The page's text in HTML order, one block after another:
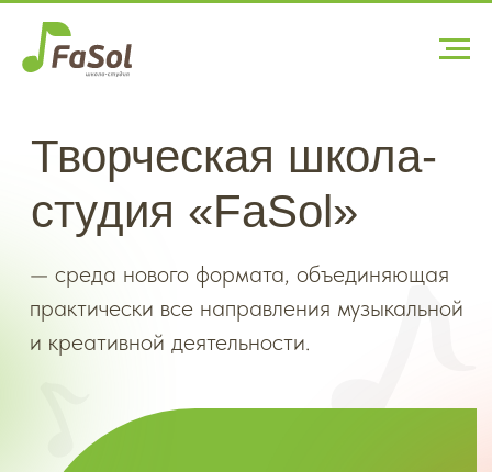
студия «FaSol»
— среда нового формата, объединяющая
практически все направления музыкальной
и креативной деятельности.